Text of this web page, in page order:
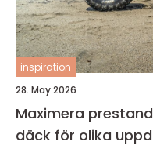
inspiration
28. May 2026
Maximera
däck för olika